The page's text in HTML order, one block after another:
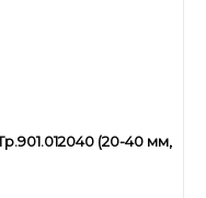
(20-40 мм,